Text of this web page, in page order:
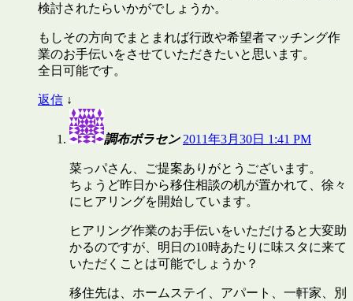
検討されたらいかがでしょうか。
もしその方向でまとまれば行政や希望者マッチング作
業のお手伝いをさせていただきたいと思います。
全日可能です。
返信 ↓
調布ボラセン 2011年3月30日 1:41 PM
菜っパさん、ご提案ありがとうございます。
ちょうど昨日から移住相談の机が置かれて、徐々
にヒアリングを開始しています。
ヒアリング作業のお手伝いをいただけると大変助
かるのですが、明日の10時あたりに味スタに来て
いただくことは可能でしょうか？
移住先は、ホームステイ、アパート、一軒家、別